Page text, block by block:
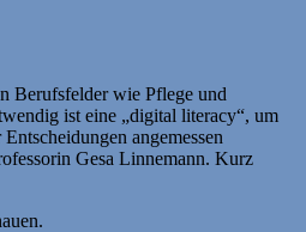
Berufsfelder wie Pflege und
ist eine „digital literacy“, um
angemessen
Gesa Linnemann. Kurz